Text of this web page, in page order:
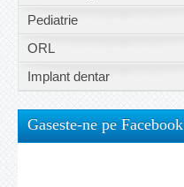
Pediatrie
ORL
Implant dentar
Gaseste-ne pe Facebook